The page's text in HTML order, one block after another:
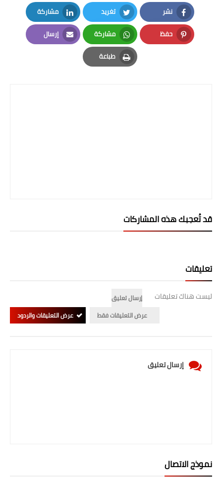
المرحلة الابتدائية
المرحلة المتوسطة
المرحلة الاعدادية
نشر
Facebook
تغريد
Twitter
مشاركة
LinkedIn
حفظ
Pinterest
مشاركة
Whatsapp
إرسال
Email
طباعة
Print
قد تُعجبك هذه المشاركات
تعليقات
ليست هناك تعليقات
إرسال تعليق
عرض التعليقات فقط
عرض التعليقات والردود
إرسال تعليق
نموذج الاتصال